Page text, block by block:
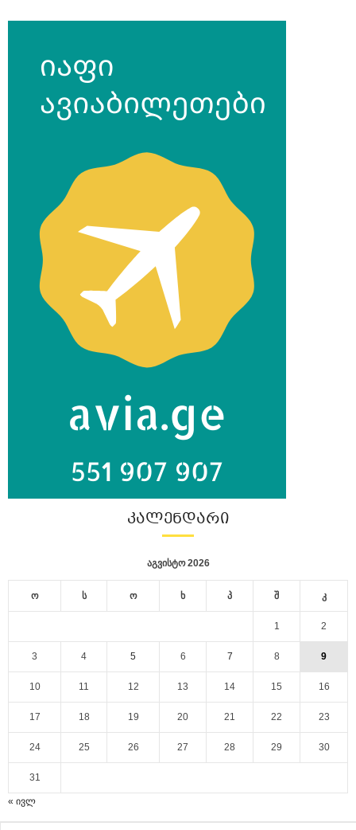
ᲙᲐᲚᲔᲜᲓᲐᲠᲘ
აგვისტო 2026
ო ს ო ხ პ შ კ
1 2
3 4 5 6 7 8 9
10 11 12 13 14 15 16
17 18 19 20 21 22 23
24 25 26 27 28 29 30
31
« ივლ